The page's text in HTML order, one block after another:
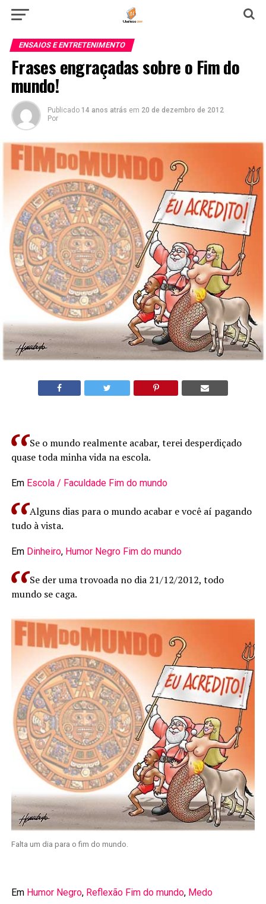
ENSAIOS E ENTRETENIMENTO
Frases engraçadas sobre o Fim do
mundo!
Publicado 14 anos atrás em 20 de dezembro de 2012
Por
Se o mundo realmente acabar, terei desperdiçado
quase toda minha vida na escola.
Em Escola / Faculdade Fim do mundo
Alguns dias para o mundo acabar e você aí pagando
tudo à vista.
Em Dinheiro, Humor Negro Fim do mundo
Se der uma trovoada no dia 21/12/2012, todo
mundo se caga.
Falta um dia para o fim do mundo.
Em Humor Negro, Reflexão Fim do mundo, Medo